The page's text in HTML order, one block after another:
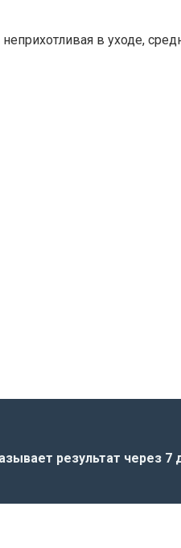
в уходе,
результат через 7